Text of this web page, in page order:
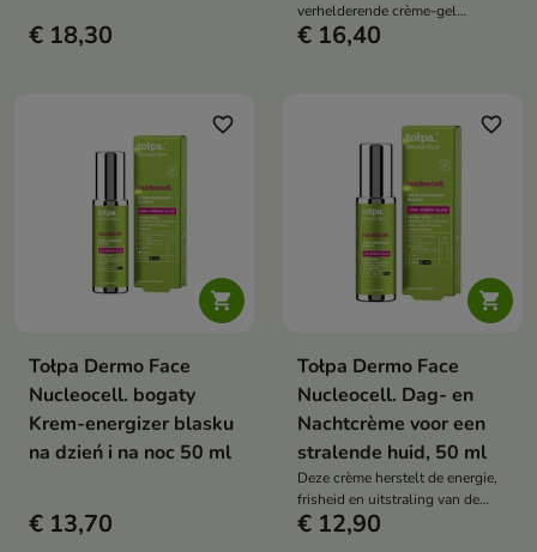
hydrateert, gladmaakt en de
frisse gloed herstelt.
€ 18,30
verhelderende crème-gel
hydrateert, kalmeert en herstelt
te verzwaren en beschermt tegen
uitdroging, zowel overdag als 's
€ 16,40

favorite_border
Tołpa Dermo Face
Nucleocell. bogaty
Krem-energizer blasku
na dzień i na noc 50 ml
€ 13,70

favorite_border
Tołpa Dermo Face
Nucleocell. Dag- en
Nachtcrème voor een
stralende huid, 50 ml
Deze crème herstelt de energie,
frisheid en uitstraling van de
huid. Het beschermt tegen
€ 12,90